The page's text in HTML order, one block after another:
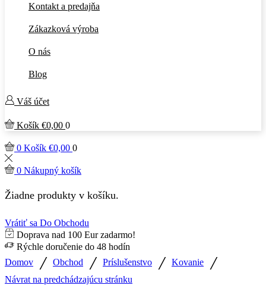
Kontakt a predajňa
Zákazková výroba
O nás
Blog
Váš účet
Košík €0,00 0
0 Košík €0,00 0
0 Nákupný košík
Žiadne produkty v košíku.
Vrátiť sa Do Obchodu
Doprava nad 100 Eur zadarmo!
Rýchle doručenie do 48 hodín
Domov
/ Obchod / Príslušenstvo / Kovanie /
Návrat na predchádzajúcu stránku